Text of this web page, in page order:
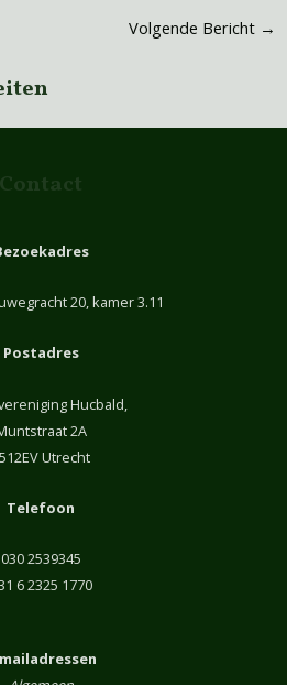
Volgende Bericht →
Contact
20, kamer 3.11
Postadres
Hucbald,
2A
Utrecht
Telefoon
030 2539345
6 2325 1770